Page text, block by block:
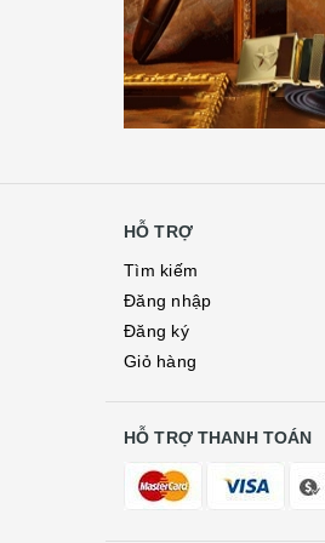
HỖ TRỢ
Tìm kiếm
Đăng nhập
Đăng ký
Giỏ hàng
HỖ TRỢ THANH TOÁN